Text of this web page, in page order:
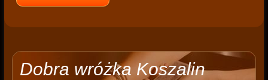
Dobra wróżka Koszalin